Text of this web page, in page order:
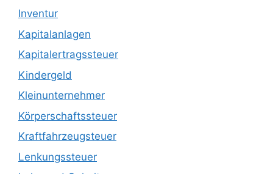
Inventur
Kapitalanlagen
Kapitalertragssteuer
Kindergeld
Kleinunternehmer
Körperschaftssteuer
Kraftfahrzeugsteuer
Lenkungssteuer